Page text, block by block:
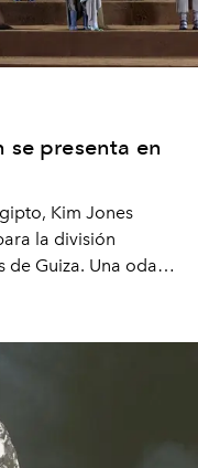
se presenta en
Kim Jones
la división
de Guiza. Una oda a